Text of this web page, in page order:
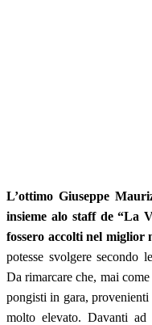
L’ottimo Giuseppe
insieme alo staff de “La
fossero accolti nel miglior
potesse svolgere secondo
Da rimarcare che, mai
pongisti in gara,
molto elevato. Davanti